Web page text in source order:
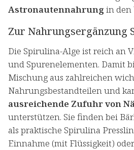
Astronautennahrung in den
Zur Nahrungsergänzung
Die Spirulina-Alge ist reich an
und Spurenelementen. Damit
Mischung aus zahlreichen
Nahrungsbestandteilen und
ausreichende Zufuhr von
unterstützen. Sie finden bei
als praktische Spirulina
Einnahme (mit Flüssigkeit)